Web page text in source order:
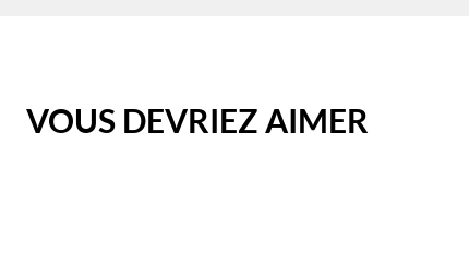
VOUS DEVRIEZ AIMER